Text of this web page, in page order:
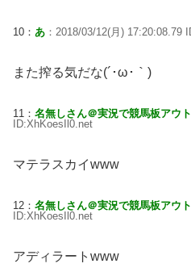
10： あ ：2018/03/12(月) 17:20:08.79
また搾る気だな(´･ω･｀)
11： 名無しさん＠実況で競馬板アウト
ID:XhKoesIl0.net
マテラスカイwww
12： 名無しさん＠実況で競馬板アウト
ID:XhKoesIl0.net
アディラートwww